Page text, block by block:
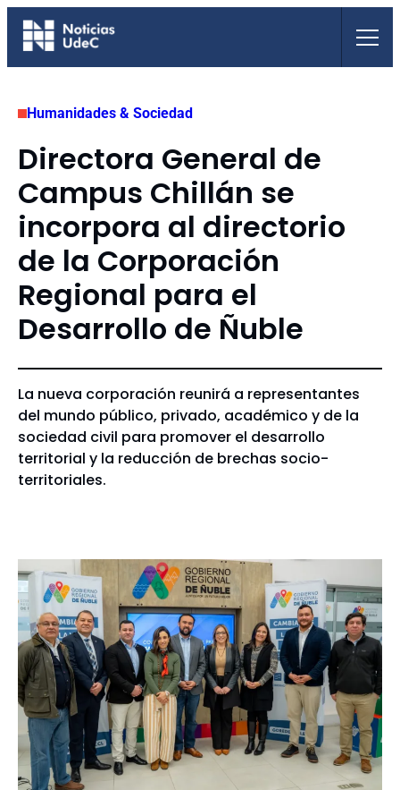
Saltar
Humanidades & Sociedad
Directora General de
Campus Chillán se
incorpora al directorio
de la Corporación
Regional para el
Desarrollo de Ñuble
La nueva corporación reunirá a representantes
del mundo público, privado, académico y de la
sociedad civil para promover el desarrollo
territorial y la reducción de brechas socio-
territoriales.